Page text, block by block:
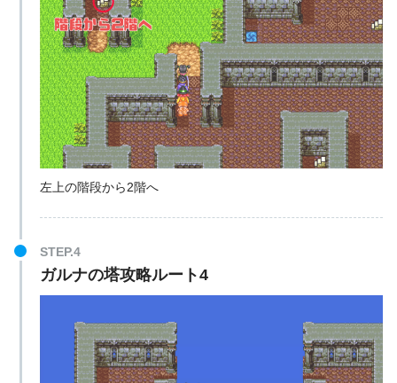
左上の階段から2階へ
STEP.4
ガルナの塔攻略ルート4